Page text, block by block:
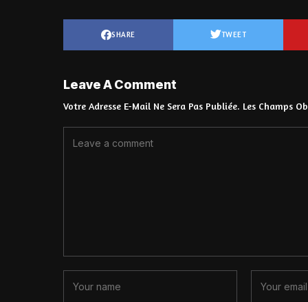
SHARE TWEET
Leave A Comment
Votre Adresse E-Mail Ne Sera Pas Publiée. Les Champs